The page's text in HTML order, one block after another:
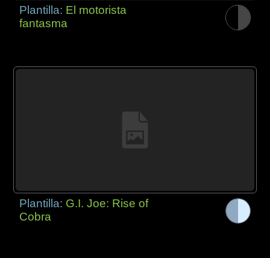
Plantilla: El motorista
fantasma
Plantilla: G.I. Joe: Rise of
Cobra